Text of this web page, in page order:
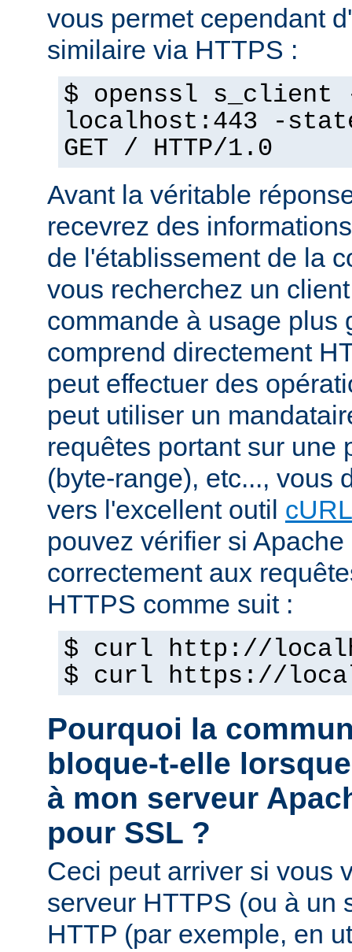
vous permet cependant
similaire via HTTPS :
$ openssl s_client
localhost:443 -
GET / HTTP/1.0
Avant la véritable
recevrez des
de l'établissement de la
vous recherchez un
commande à usage plus
comprend directement
peut effectuer des
peut utiliser un
requêtes portant sur une
(byte-range), etc..., vous
vers l'excellent outil cURL
pouvez vérifier si
correctement aux
HTTPS comme suit :
$ curl http://
$ curl https://
Pourquoi la
bloque-t-elle
à mon serveur
pour SSL ?
Ceci peut arriver si vous
serveur HTTPS (ou à un
HTTP (par exemple, en